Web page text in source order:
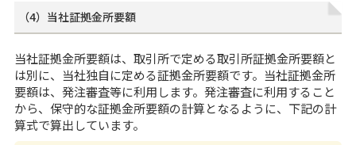
（4）当社証拠金所要額
当社証拠金所要額は、取引所で定める取引所証拠金所要額と
は別に、当社独自に定める証拠金所要額です。当社証拠金所
要額は、発注審査等に利用します。発注審査に利用すること
から、保守的な証拠金所要額の計算となるように、下記の計
算式で算出しています。